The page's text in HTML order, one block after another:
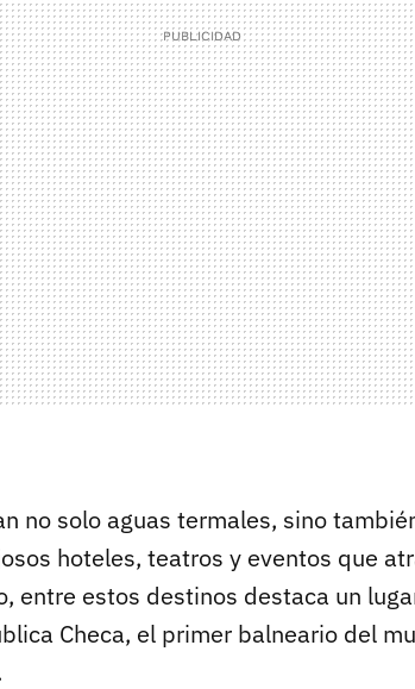
no solo aguas termales, sino
hoteles, teatros y eventos que
entre estos destinos destaca un
Checa, el primer balneario del